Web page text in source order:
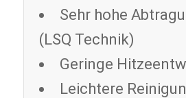
Sehr hohe
(LSQ Technik)
Geringe
Leichtere